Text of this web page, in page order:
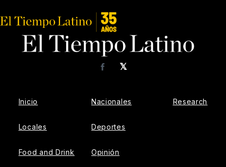
𝕏
Facebook
Inicio
Locales
Food and Drink
Nacionales
Deportes
Opinión
Research